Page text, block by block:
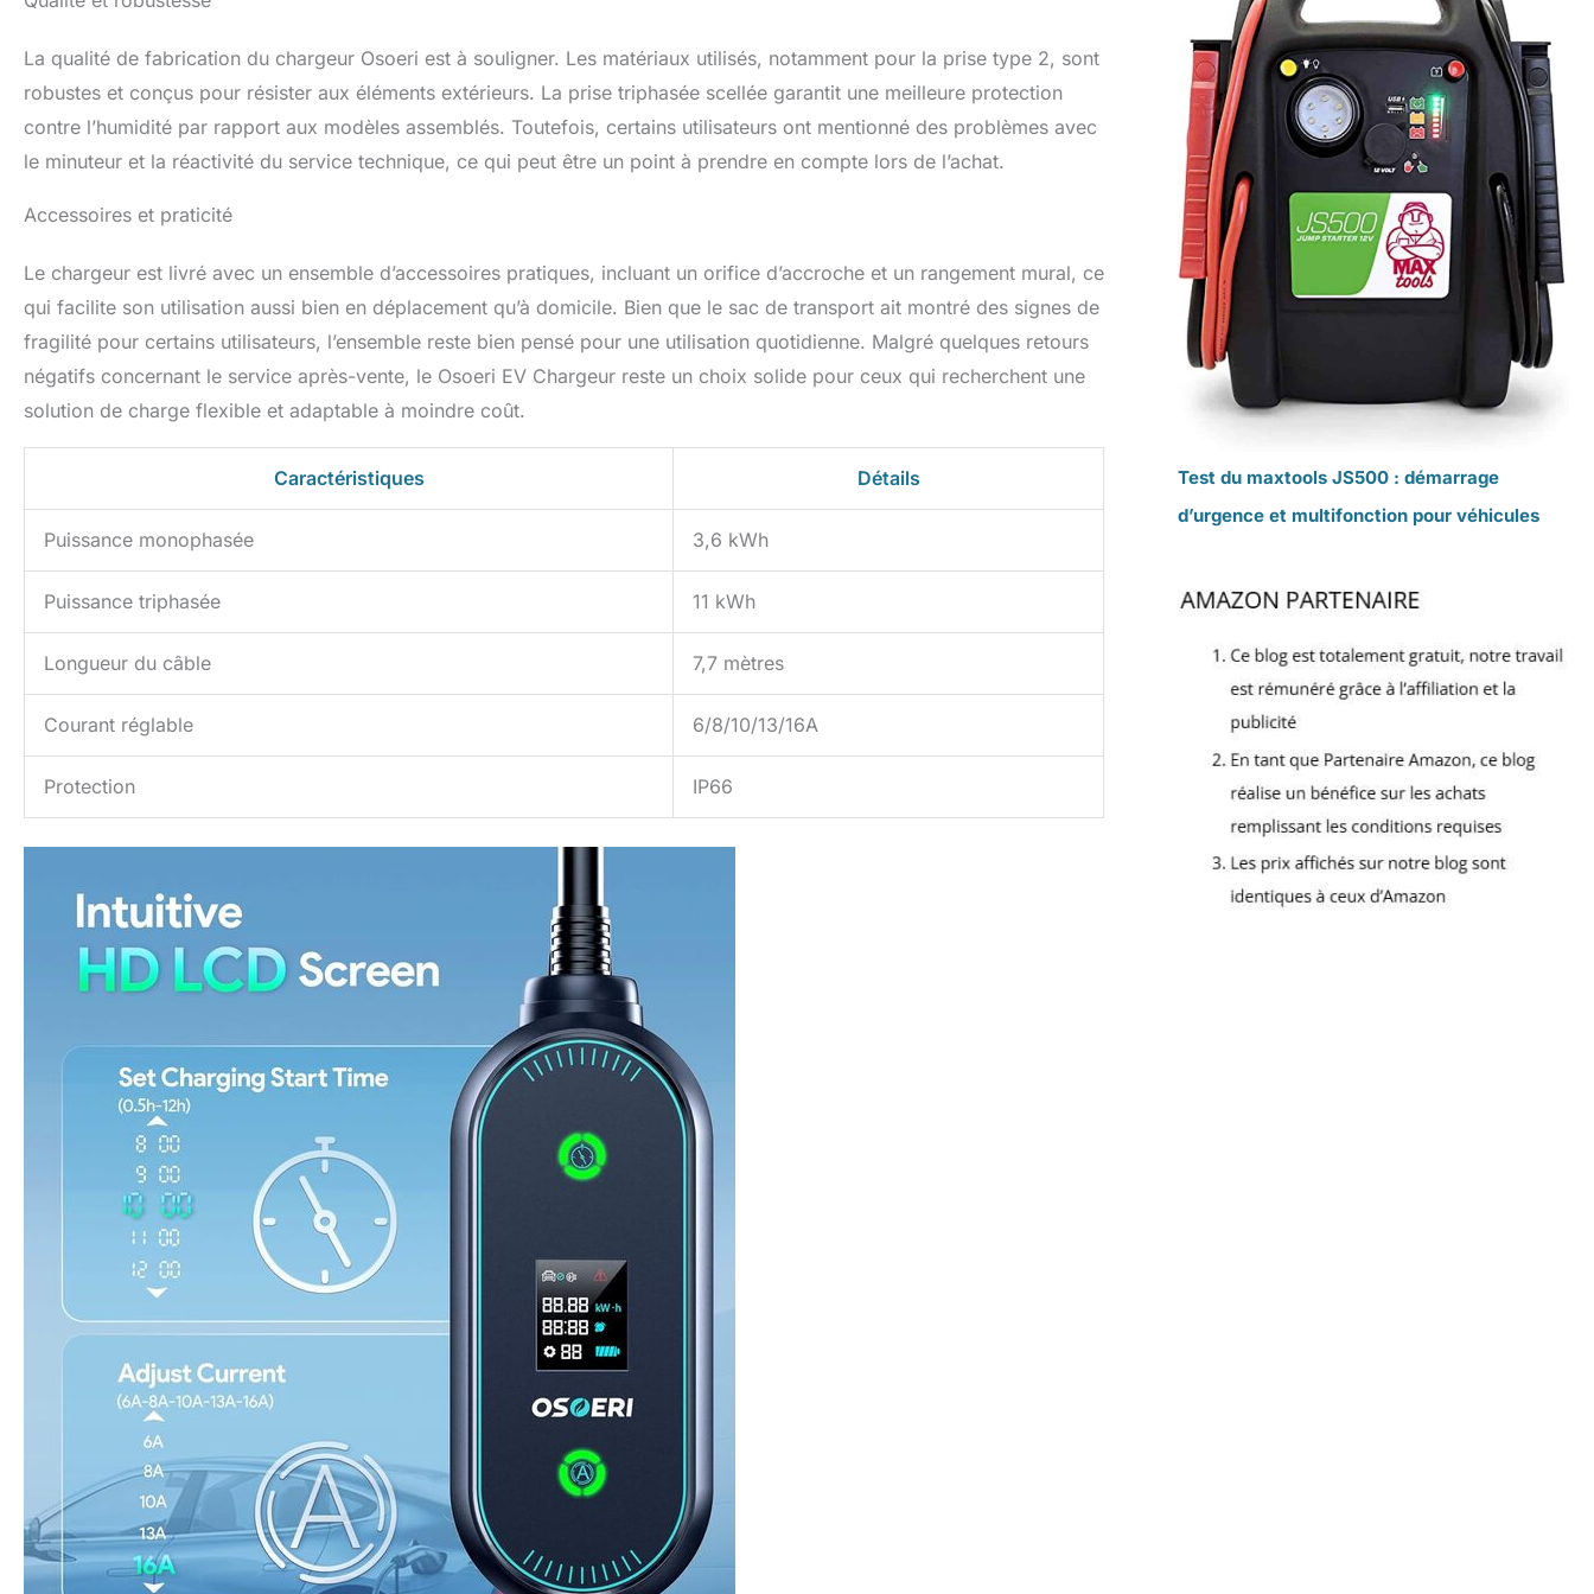
La qualité de fabrication du chargeur Osoeri est à souligner. Les matériaux utilisés, notamment pour la prise type 2, sont
robustes et conçus pour résister aux éléments extérieurs. La prise triphasée scellée garantit une meilleure protection
contre l’humidité par rapport aux modèles assemblés. Toutefois, certains utilisateurs ont mentionné des problèmes avec
le minuteur et la réactivité du service technique, ce qui peut être un point à prendre en compte lors de l’achat.
Accessoires et praticité
Le chargeur est livré avec un ensemble d’accessoires pratiques, incluant un orifice d’accroche et un rangement mural, ce
qui facilite son utilisation aussi bien en déplacement qu’à domicile. Bien que le sac de transport ait montré des signes de
fragilité pour certains utilisateurs, l’ensemble reste bien pensé pour une utilisation quotidienne. Malgré quelques retours
négatifs concernant le service après-vente, le Osoeri EV Chargeur reste un choix solide pour ceux qui recherchent une
solution de charge flexible et adaptable à moindre coût.
Caractéristiques Détails
Puissance monophasée 3,6 kWh
Puissance triphasée 11 kWh
Longueur du câble 7,7 mètres
Courant réglable 6/8/10/13/16A
Protection IP66
Test du maxtools JS500 : démarrage
d’urgence et multifonction pour véhicules